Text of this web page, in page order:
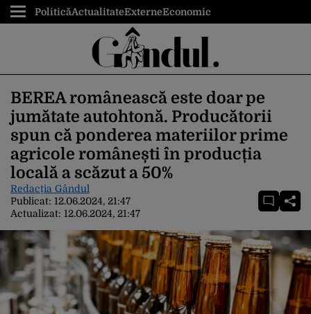
PoliticăActualitateExterneEconomic
BEREA românească este doar pe
jumătate autohtonă. Producătorii
spun că ponderea materiilor prime
agricole românești în producția
locală a scăzut a 50%
Redacția Gândul
Publicat: 12.06.2024, 21:47
Actualizat: 12.06.2024, 21:47